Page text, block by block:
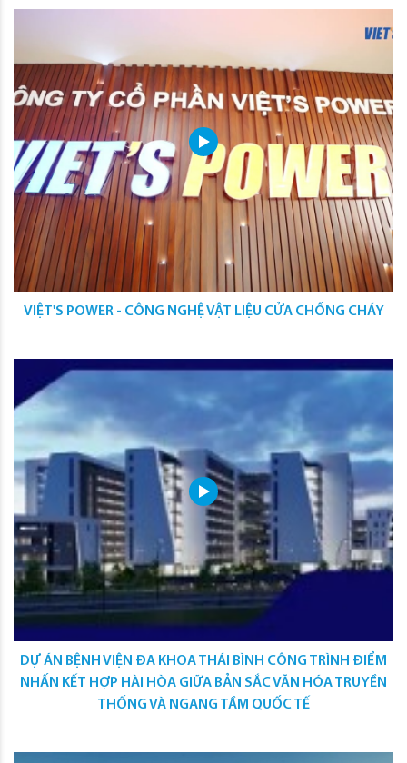
VIỆT'S POWER - CÔNG NGHỆ VẬT LIỆU CỬA CHỐNG CHÁY
DỰ ÁN BỆNH VIỆN ĐA KHOA THÁI BÌNH CÔNG TRÌNH ĐIỂM
NHẤN KẾT HỢP HÀI HÒA GIỮA BẢN SẮC VĂN HÓA TRUYỀN
THỐNG VÀ NGANG TẦM QUỐC TẾ